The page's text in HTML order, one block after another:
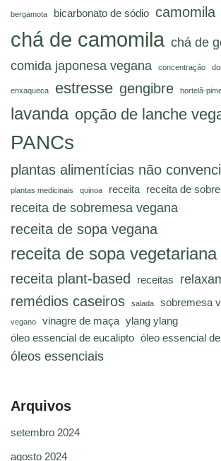
bergamota bicarbonato de sódio camomila
chá de camomila chá de
comida japonesa vegana
concentração
enxaqueca estresse gengibre hortelã-
lavanda opção de lanche
PANCs
plantas alimentícias não
plantas medicinais quinoa receita receita de
receita de sobremesa vegana
receita de sopa vegana
receita de sopa vegetariana
receita plant-based receitas
remédios caseiros salada sobremesa
vegano vinagre de maça ylang ylang
óleo essencial de eucalipto óleo essencial
óleos essenciais
Arquivos
setembro 2024
agosto 2024